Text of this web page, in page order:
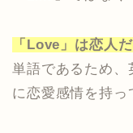
「Love」は恋人
単語であるため、
に恋愛感情を持っ